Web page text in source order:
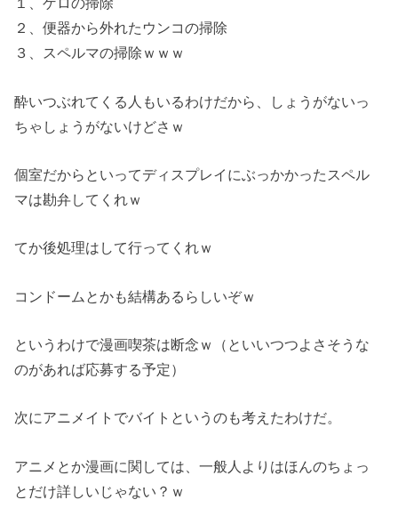
２、便器から外れたウンコの掃除
３、スペルマの掃除ｗｗｗ
酔いつぶれてくる人もいるわけだから、しょうがないっ
ちゃしょうがないけどさｗ
個室だからといってディスプレイにぶっかかったスペル
マは勘弁してくれｗ
てか後処理はして行ってくれｗ
コンドームとかも結構あるらしいぞｗ
というわけで漫画喫茶は断念ｗ（といいつつよさそうな
のがあれば応募する予定）
次にアニメイトでバイトというのも考えたわけだ。
アニメとか漫画に関しては、一般人よりはほんのちょっ
とだけ詳しいじゃない？ｗ